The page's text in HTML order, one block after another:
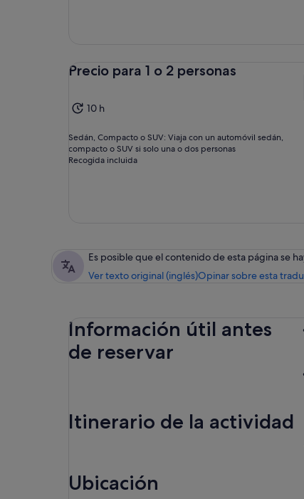
Precio para 1 o 2 personas
10 h
Sedán, Compacto o SUV: Viaja con un automóvil sedán,
compacto o SUV si solo una o dos personas
Recogida incluida
Es posible que el contenido de esta página se
Ver texto original (inglés)Opinar sobre esta
Información útil antes
de reservar
Itinerario de la actividad
Ubicación